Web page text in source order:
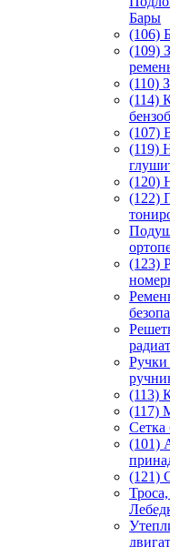
Бары
(106)
(109)
(110)
(114)
(107)
(119)
(120)
(122)
(123)
(113)
(117)
Сетка
(101)
(121)